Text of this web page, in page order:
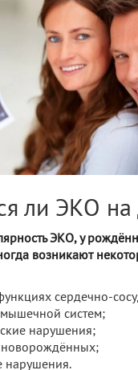
ли ЭКО на
ЭКО, у
возникают
сердечно-
систем;
нарушения;
новорождённых;
нарушения.